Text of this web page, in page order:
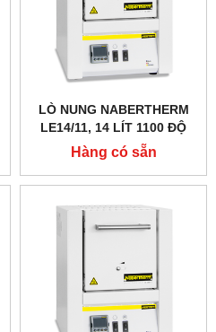
LÒ NUNG NABERTHERM
LE14/11, 14 LÍT 1100 ĐỘ
Hàng có sẵn